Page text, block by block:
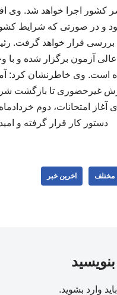
و در صورتی که شرایط کشور
بررسی قرار خواهد
آزمون برگزار شده و
غیرحضوری تا بازگشت
دستور کار قرار گرفته و
مختلف اخرین خبر
وارد بشوید.